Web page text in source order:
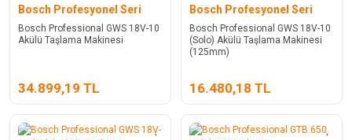
Bosch Profesyonel Seri
Bosch Professional GWS 18V-10
Akülü Taşlama Makinesi
34.899,19 TL
Bosch Profesyonel Seri
Bosch Professional GWS 18V-10
(Solo) Akülü Taşlama Makinesi
(125mm)
16.480,18 TL